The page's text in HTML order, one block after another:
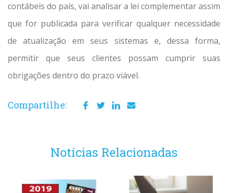
contábeis do país, vai analisar a lei complementar assim
que for publicada para verificar qualquer necessidade
de atualização em seus sistemas e, dessa forma,
permitir que seus clientes possam cumprir suas
obrigações dentro do prazo viável.
Compartilhe:
Notícias Relacionadas